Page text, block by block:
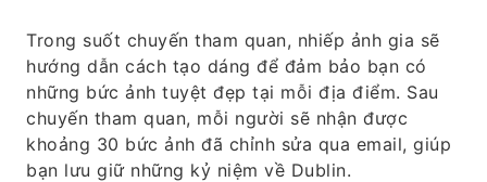
Trong suốt chuyến tham quan, nhiếp ảnh gia sẽ
hướng dẫn cách tạo dáng để đảm bảo bạn có
những bức ảnh tuyệt đẹp tại mỗi địa điểm. Sau
chuyến tham quan, mỗi người sẽ nhận được
khoảng 30 bức ảnh đã chỉnh sửa qua email, giúp
bạn lưu giữ những kỷ niệm về Dublin.